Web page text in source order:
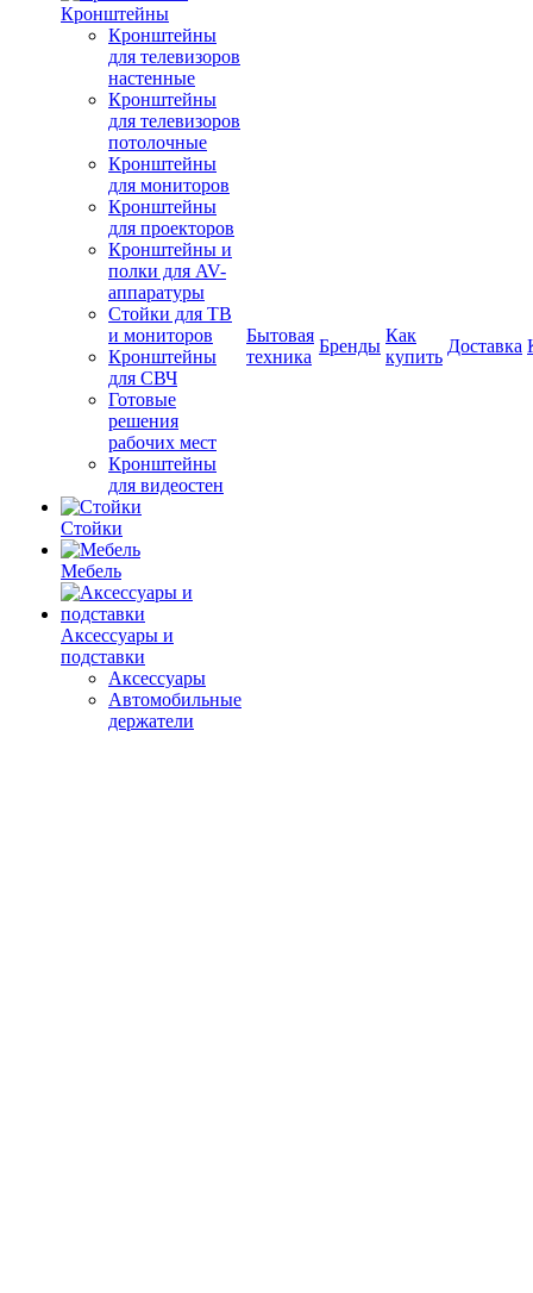
Кронштейны
Кронштейны
для телевизоров
настенные
Кронштейны
для телевизоров
потолочные
Кронштейны
для мониторов
Кронштейны
для проекторов
Кронштейны и
полки для AV-
аппаратуры
Стойки для ТВ
и мониторов
Кронштейны
для СВЧ
Готовые
решения
рабочих мест
Кронштейны
для видеостен
Стойки
Мебель
Аксессуары и
подставки
Аксессуары
Автомобильные
держатели
Бытовая
техника
Бренды
Как
купить
Доставка